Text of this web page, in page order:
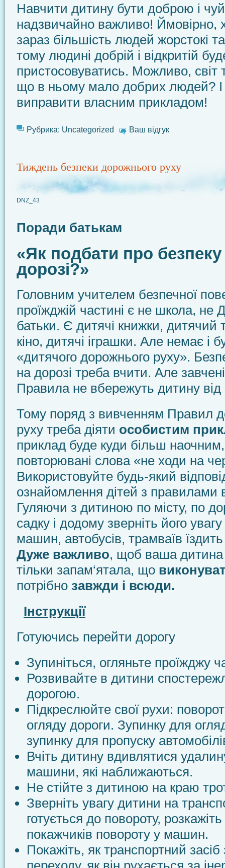
Навчити дитину бути доброю і
надзвичайно важливо! Ймовірно,
зараз більшість людей жорстокі
тому людині добрій і відкритій
пристосовуватись. Можливо, світ
що в ньому мало добрих людей?
виправити власним прикладом!
Рубрика: Uncategorized Ваш відгук
Тиждень безпеки дорожнього руху
DNZ_43
Поради батькам
«Як подбати про безпеку
дорозі?»
Головним учителем безпечної
проїжджій частині є не школа, не
батьки. Є дитячі книжки, дитячий
кіно, дитячі іграшки. Але немає і
«дитячого дорожнього руху».
на дорозі треба вчити. Але
Правила не вбережуть дитину
Тому поряд з вивченням Правил
руху треба діяти особистим
приклад буде куди більш наочним,
повторювані слова «не ходи на
Використовуйте будь-який
ознайомлення дітей з правилами
Гуляючи з дитиною по місту, по
садку і додому зверніть його
машин, автобусів, трамваїв
Дуже важливо, щоб ваша дитина
тільки запам‘ятала, що
потрібно завжди і всюди.
Інструкції
Готуючись перейти дорогу
Зупиніться, огляньте проїжджу
Розвивайте в дитини
дорогою.
Підкреслюйте свої рухи:
огляду дороги. Зупинку для
зупинку для пропуску
Вчіть дитину вдивлятися
машини, які наближаються.
Не стійте з дитиною на краю
Зверніть увагу дитини на
готується до повороту,
покажчиків повороту у машин.
Покажіть, як транспортний